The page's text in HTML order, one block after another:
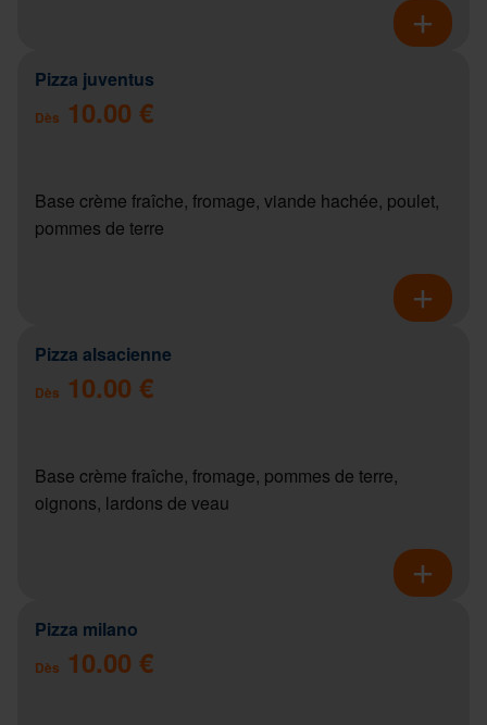
Pizza juventus
Dès 10.00 €
Base crème fraîche, fromage, viande hachée, poulet,
pommes de terre
Pizza alsacienne
Dès 10.00 €
Base crème fraîche, fromage, pommes de terre,
oignons, lardons de veau
Pizza milano
Dès 10.00 €